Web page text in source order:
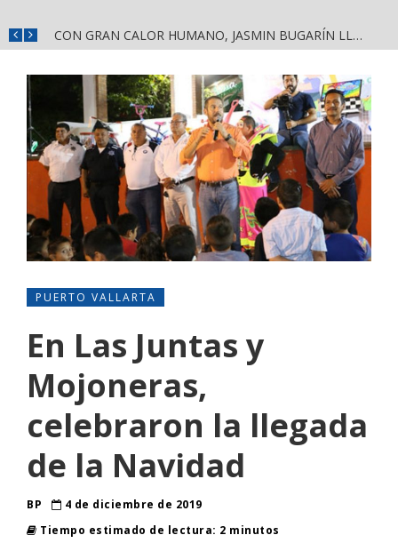
CON GRAN CALOR HUMANO, JASMIN BUGARÍN LLEVA A LAS VARAS, COMPOSTELA, EL MENSAJE DE LA DEFENSA DE LA TRANSFORMACIÓN Y LA SOBERANÍA
PUERTO VALLARTA
En Las Juntas y
Mojoneras,
celebraron la llegada
de la Navidad
BP
4 de diciembre de 2019
Tiempo estimado de lectura: 2 minutos